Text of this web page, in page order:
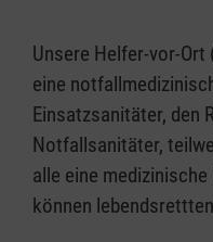
Unsere Helfer-vor-Ort
eine
Einsatzsanitäter, den
Notfallsanitäter,
alle eine
können